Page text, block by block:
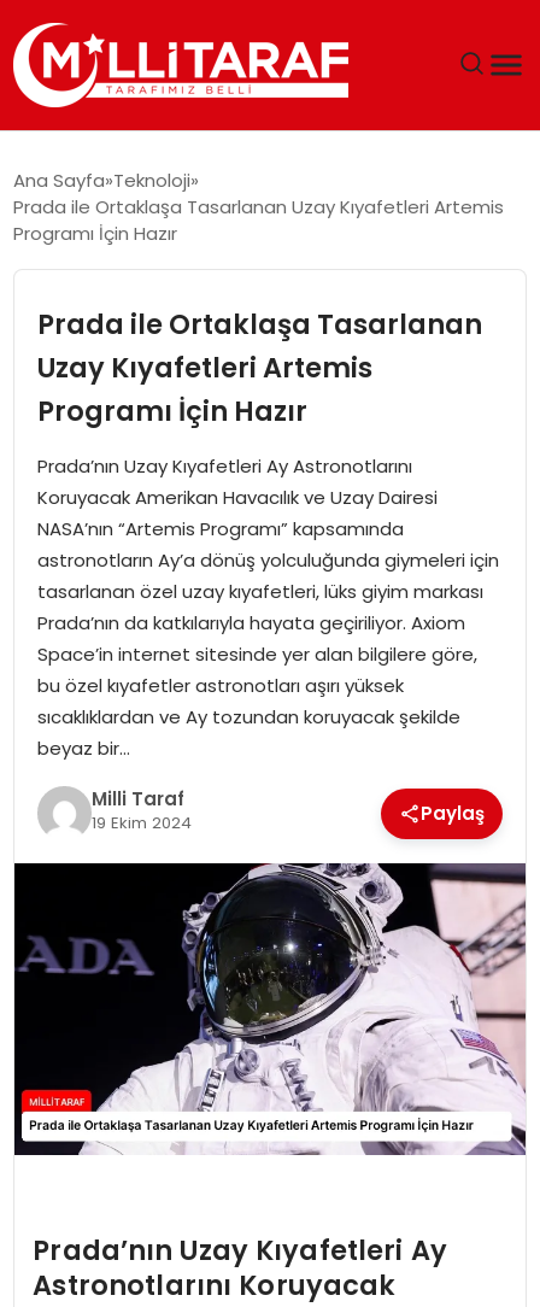
ÖZEL SAYFALAR
SPOR
SIYASET
MAGAZIN
Ana Sayfa Teknoloji
Prada ile Ortaklaşa Tasarlanan Uzay Kıyafetleri Artemis
Programı İçin Hazır
Prada ile Ortaklaşa Tasarlanan
Uzay Kıyafetleri Artemis
Programı İçin Hazır
Prada’nın Uzay Kıyafetleri Ay Astronotlarını
Koruyacak Amerikan Havacılık ve Uzay Dairesi
NASA’nın “Artemis Programı” kapsamında
astronotların Ay’a dönüş yolculuğunda giymeleri için
tasarlanan özel uzay kıyafetleri, lüks giyim markası
Prada’nın da katkılarıyla hayata geçiriliyor. Axiom
Space’in internet sitesinde yer alan bilgilere göre,
bu özel kıyafetler astronotları aşırı yüksek
sıcaklıklardan ve Ay tozundan koruyacak şekilde
beyaz bir…
Milli Taraf
19 Ekim 2024 Paylaş
Prada’nın Uzay Kıyafetleri Ay
Astronotlarını Koruyacak